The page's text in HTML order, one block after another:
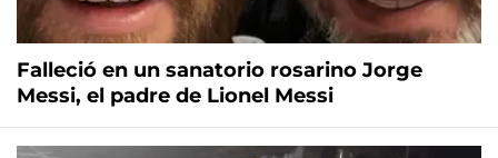
Falleció en un sanatorio rosarino Jorge
Messi, el padre de Lionel Messi